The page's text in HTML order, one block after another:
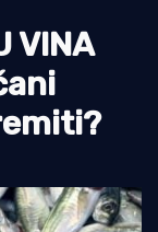
VINA